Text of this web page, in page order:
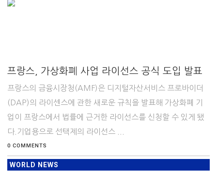
프랑스, 가상화폐 사업 라이선스 공식 도입 발표
프랑스의 금융시장청(AMF)은 디지털자산서비스 프로바이더
(DAP)의 라이센스에 관한 새로운 규칙을 발표해 가상화폐 기
업이 프랑스에서 법률에 근거한 라이선스를 신청할 수 있게 됐
다.기업용으로 선택제의 라이선스 ...
0 COMMENTS
WORLD NEWS